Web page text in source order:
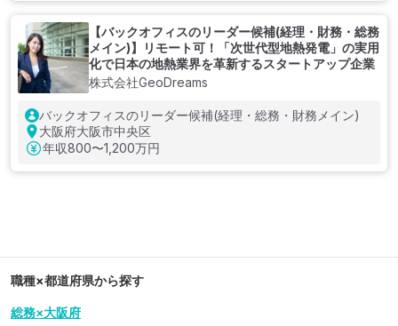
【バックオフィスのリーダー候補(経理・財務・総務
メイン)】リモート可！「次世代型地熱発電」の実用
化で日本の地熱業界を革新するスタートアップ企業
株式会社GeoDreams
バックオフィスのリーダー候補(経理・総務・財務メイン)
大阪府大阪市中央区
年収800〜1,200万円
職種×都道府県から探す
総務×大阪府